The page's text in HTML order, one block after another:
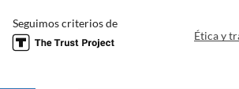
Seguimos criterios de
Ética y